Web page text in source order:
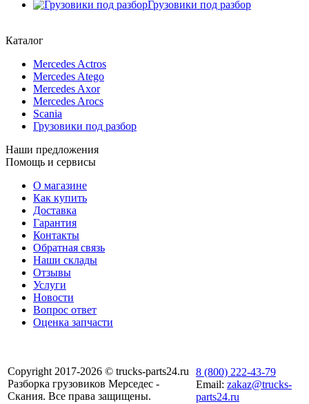
Грузовики под разбор
Каталог
Mercedes Actros
Mercedes Atego
Mercedes Axor
Mercedes Arocs
Scania
Грузовики под разбор
Наши предложения
Помощь и сервисы
О магазине
Как купить
Доставка
Гарантия
Контакты
Обратная связь
Наши склады
Отзывы
Услуги
Новости
Вопрос ответ
Оценка запчасти
Copyright 2017-2026 © trucks-parts24.ru
Разборка грузовиков Мерседес -
Скания. Все права защищены.
8 (800) 222-43-79
Email: zakaz@trucks-
parts24.ru